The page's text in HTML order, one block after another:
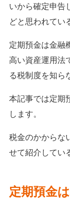
いから確定申告
どと思われてい
定期預金は金融
高い資産運用法
る税制度を知ら
本記事では定期
します。
税金のかからな
せて紹介してい
定期預金